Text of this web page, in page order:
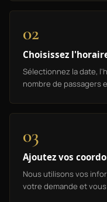
02
Choisissez
Sélectionnez la date,
nombre de passagers
03
Ajoutez vos
Nous utilisons vos
votre demande et